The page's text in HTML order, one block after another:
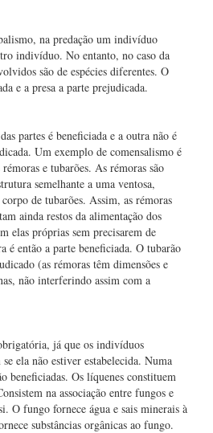
na predação um indivíduo
indivíduo. No entanto, no caso da
são de espécies diferentes. O
e a presa a parte prejudicada.
partes é beneficiada e a outra não é
Um exemplo de comensalismo é
e tubarões. As rémoras são
semelhante a uma ventosa,
de tubarões. Assim, as rémoras
ainda restos da alimentação dos
elas próprias sem precisarem de
é então a parte beneficiada. O tubarão
(as rémoras têm dimensões e
não interferindo assim com a
já que os indivíduos
ela não estiver estabelecida. Numa
beneficiadas. Os líquenes constituem
na associação entre fungos e
O fungo fornece água e sais minerais à
substâncias orgânicas ao fungo.